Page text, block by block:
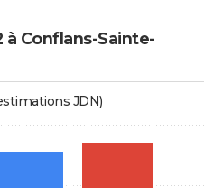
à Conflans-Sainte-
JDN)